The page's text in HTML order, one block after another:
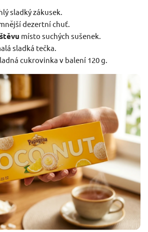
sladký zákusek.
dezertní chuť.
místo suchých sušenek.
sladká tečka.
cukrovinka v balení 120 g.